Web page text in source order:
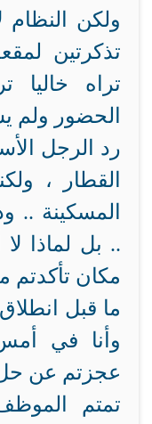
ولكن
تذكرتين
تراه خاليا
الحضور ولم
رد الرجل
القطار ،
المسكينة ..
.. بل لماذا
مكان
ما قبل
وأنا في
عجزتم عن
تمتم